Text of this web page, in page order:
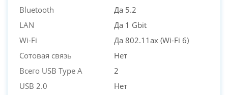
Bluetooth
Да 5.2
LAN
Да 1 Gbit
Wi-Fi
Да 802.11ax (Wi-Fi 6)
Сотовая связь
Нет
Всего USB Type A
2
USB 2.0
Нет